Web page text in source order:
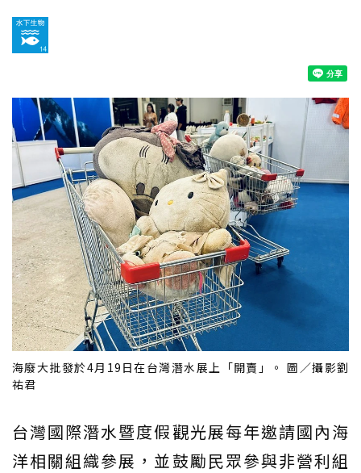
海廢大批發於4月19日在台灣潛水展上「開賣」。 圖／攝影劉
祐君
台灣國際潛水暨度假觀光展每年邀請國內海
洋相關組織參展，並鼓勵民眾參與非營利組